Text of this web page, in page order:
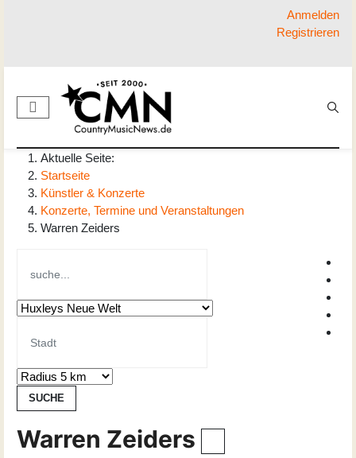
Anmelden
Registrieren
Aktuelle Seite:
Startseite
Künstler & Konzerte
Konzerte, Termine und Veranstaltungen
Warren Zeiders
Warren Zeiders